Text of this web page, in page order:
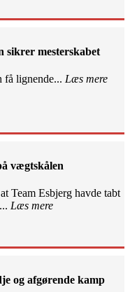
sikrer mesterskabet
få lignende... Læs mere
vægtskålen
Team Esbjerg havde tabt
Læs mere
og afgørende kamp